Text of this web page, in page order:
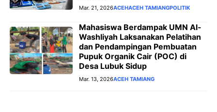
Mar. 21, 2026ACEHACEH TAMIANGPOLITIK
Mahasiswa Berdampak UMN Al-
Washliyah Laksanakan Pelatihan
dan Pendampingan Pembuatan
Pupuk Organik Cair (POC) di
Desa Lubuk Sidup
Mar. 13, 2026ACEH TAMIANG